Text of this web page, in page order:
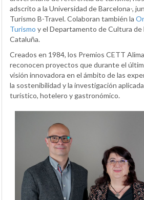
adscrito a la Universidad de Barcelona-,
Turismo B-Travel. Colaboran también la
Turismo y el Departamento de Cultura de
Cataluña.
Creados en 1984, los Premios CETT
reconocen proyectos que durante el
visión innovadora en el ámbito de las
la sostenibilidad y la investigación
turístico, hotelero y gastronómico.